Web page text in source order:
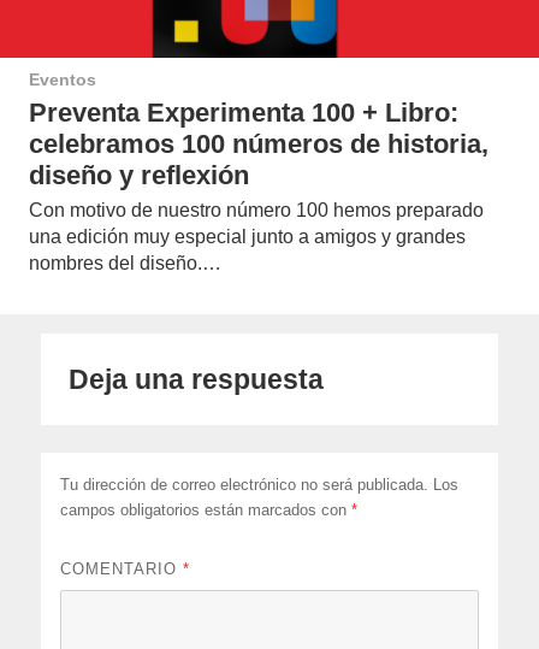
Eventos
Preventa Experimenta 100 + Libro:
celebramos 100 números de historia,
diseño y reflexión
Con motivo de nuestro número 100 hemos preparado
una edición muy especial junto a amigos y grandes
nombres del diseño.…
Deja una respuesta
Tu dirección de correo electrónico no será publicada. Los
campos obligatorios están marcados con*
COMENTARIO*